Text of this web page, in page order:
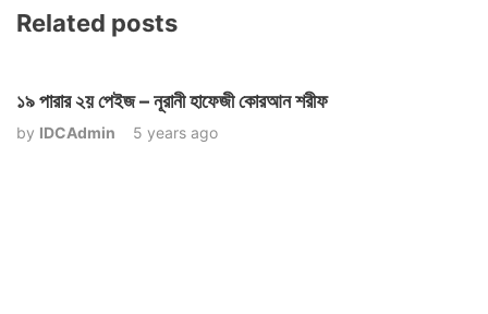
Related posts
১৯ পারার ২য় পেইজ – নূরানী হাফেজী কোরআন শরীফ
by IDCAdmin 5 years ago